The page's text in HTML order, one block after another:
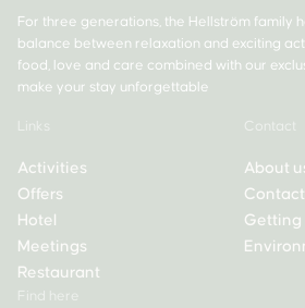
For three generations, the Hellström family
balance between relaxation and exciting
food, love and care combined with our
make your stay unforgettable
Links
Activities
Offers
Hotel
Meetings
Restaurant
Contact
About
Getting